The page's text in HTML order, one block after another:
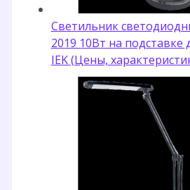
Светильник
2019 10Вт на
IEK (Цены,